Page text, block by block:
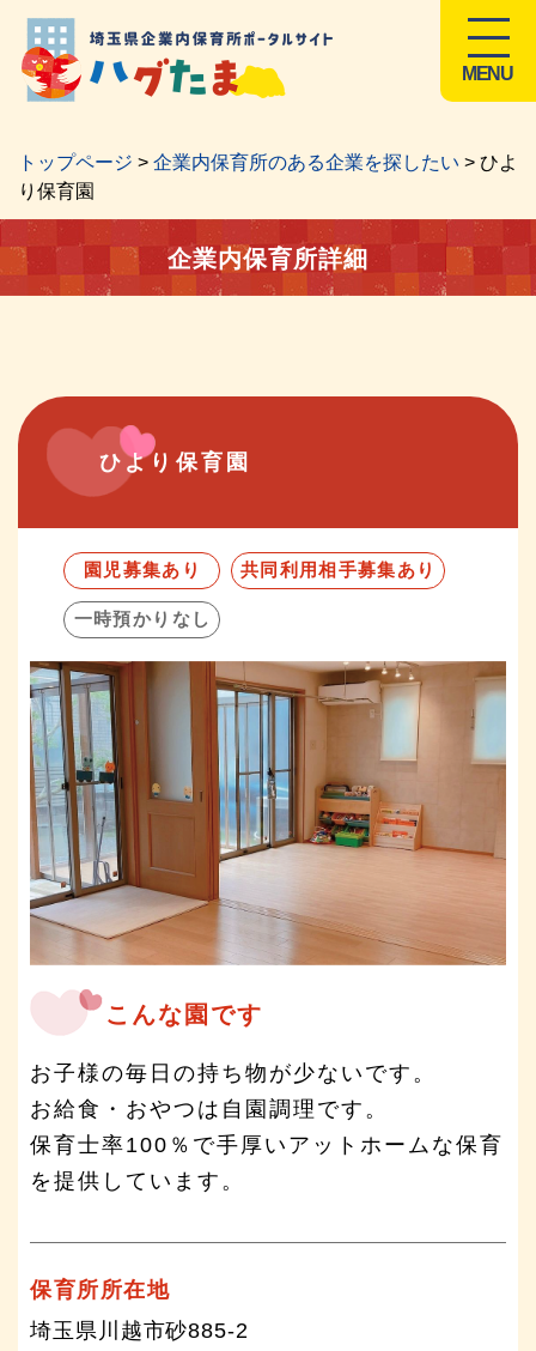
MENU
トップページ > 企業内保育所のある企業を探したい > ひよ
り保育園
企業内保育所詳細
ひより保育園
園児募集あり 共同利用相手募集あり
一時預かりなし
こんな園です
お子様の毎日の持ち物が少ないです。
お給食・おやつは自園調理です。
保育士率100％で手厚いアットホームな保育
を提供しています。
保育所所在地
埼玉県川越市砂885-2